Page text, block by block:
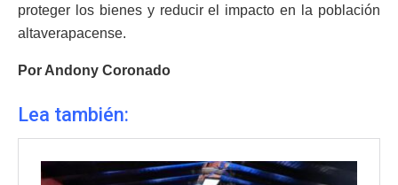
proteger los bienes y reducir el impacto en la población
altaverapacense.
Por Andony Coronado
Lea también: